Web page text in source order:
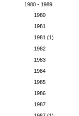
1980 - 1989
1980
1981
1981 (1)
1982
1983
1984
1985
1986
1987